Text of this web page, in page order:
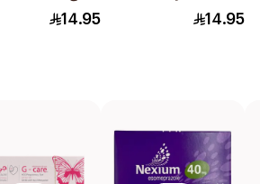
المتكامل لجميع مناطق
14.95
14.95